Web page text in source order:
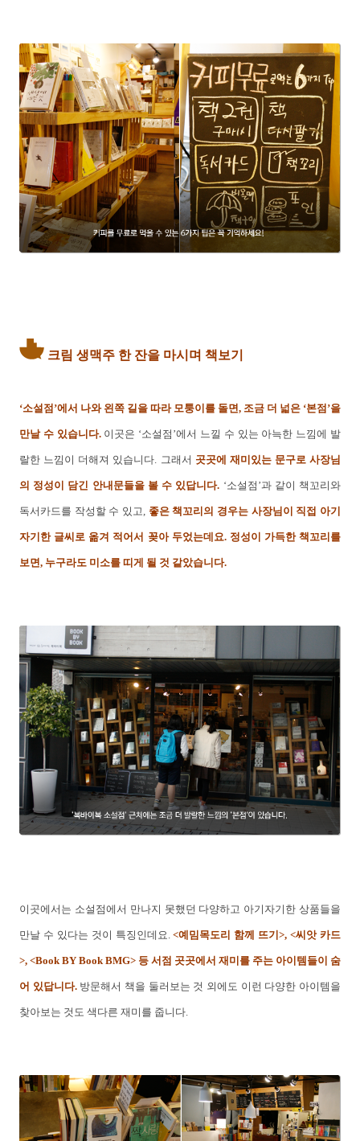
크림 생맥주 한 잔을 마시며 책보기
‘소설점’에서 나와 왼쪽 길을 따라 모퉁이를 돌면, 조금 더 넓은 ‘본점’을
만날 수 있습니다.이곳은 ‘소설점’에서 느낄 수 있는 아늑한 느낌에 발
랄한 느낌이 더해져 있습니다. 그래서 곳곳에 재미있는 문구로 사장님
의 정성이 담긴 안내문들을 볼 수 있답니다. ‘소설점’과 같이 책꼬리와
독서카드를 작성할 수 있고, 좋은 책꼬리의 경우는 사장님이 직접 아기
자기한 글씨로 옮겨 적어서 꽂아 두었는데요. 정성이 가득한 책꼬리를
보면, 누구라도 미소를 띠게 될 것 같았습니다.
이곳에서는 소설점에서 만나지 못했던 다양하고 아기자기한 상품들을
만날 수 있다는 것이 특징인데요.<예밈목도리 함께 뜨기>, <씨앗 카드
>, <Book BY Book BMG> 등 서점 곳곳에서 재미를 주는 아이템들이 숨
어 있답니다.방문해서 책을 둘러보는 것 외에도 이런 다양한 아이템을
찾아보는 것도 색다른 재미를 줍니다.